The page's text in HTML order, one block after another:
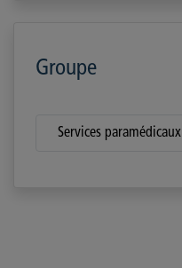
Groupe
Services paramédicaux